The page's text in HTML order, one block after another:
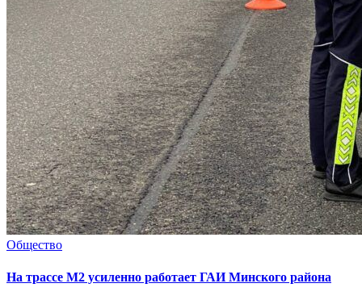
Общество
На трассе М2 усиленно работает ГАИ Минского района